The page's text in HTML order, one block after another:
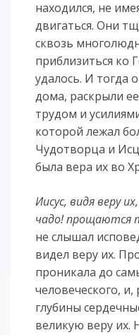
находился, не
двигаться. Они
сквозь
приблизиться ко
удалось. И тогда
дома, раскрыли
трудом и
которой лежал
Чудотворца и
была вера их во
Иисус, видя веру
чадо! прощаются
не слышал
видел веру их.
проникала до
человеческого, и,
глубины
великую веру их.